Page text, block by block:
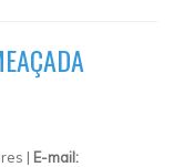
| E-mail: